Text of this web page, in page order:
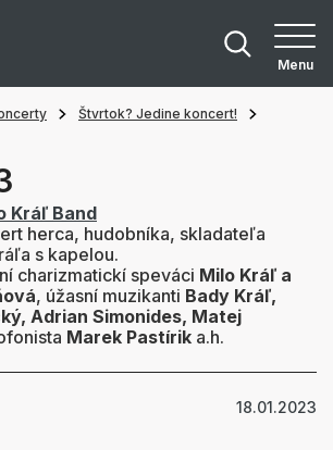
Menu
Štvrtok? Jedine koncert!
Kráľ Band
herca, hudobníka, skladateľa
s kapelou.
charizmatickí speváci Milo Kráľ a
, úžasní muzikanti Bady Kráľ,
Adrian Simonides, Matej
Marek Pastírik a.h.
18.01.2023